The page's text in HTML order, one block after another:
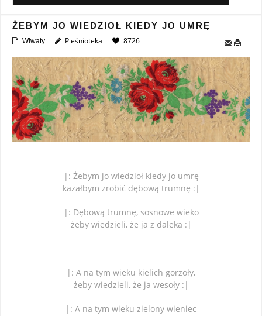
ŻEBYM JO WIEDZIOŁ KIEDY JO UMRĘ
Wiwaty Pieśnioteka 8726
|: Żebym jo wiedzioł kiedy jo umrę
kazałbym zrobić dębową trumnę :|
|: Dębową trumnę, sosnowe wieko
żeby wiedzieli, że ja z daleka :|
|: A na tym wieku kielich gorzoły,
żeby wiedzieli, że ja wesoły :|
|: A na tym wieku zielony wieniec